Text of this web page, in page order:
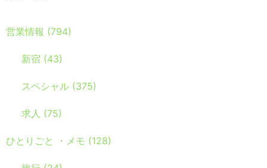
営業情報 (794)
新宿 (43)
スペシャル (375)
求人 (75)
ひとりごと ・メモ (128)